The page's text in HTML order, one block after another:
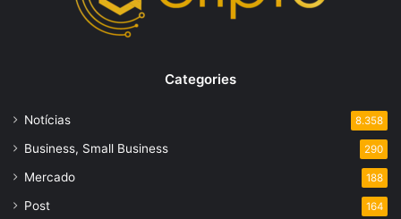
Categories
Notícias 8.358
Business, Small Business 290
Mercado 188
Post 164